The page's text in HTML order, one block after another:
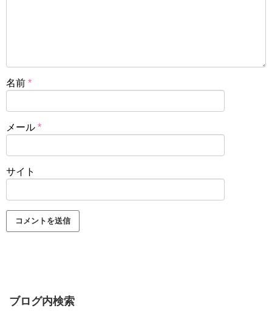
名前 *
メール *
サイト
ブログ内検索